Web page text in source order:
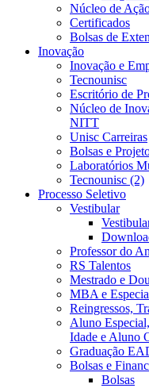
Núcleo de
Certificados
Bolsas de
Inovação
Inovação e
Tecnounisc
Escritório de
Núcleo de
NITT
Unisc Carreiras
Bolsas e
Laboratórios
Tecnounisc (2)
Processo Seletivo
Vestibular
Professor do
RS Talentos
Mestrado e
MBA e
Reingressos,
Aluno
Idade e Aluno
Graduação
Bolsas e
Bolsas